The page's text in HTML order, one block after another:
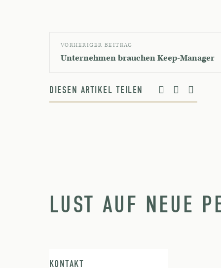
VORHERIGER BEITRAG
Unternehmen brauchen Keep-Manager
DIESEN ARTIKEL TEILEN
LUST AUF NEUE
KONTAKT